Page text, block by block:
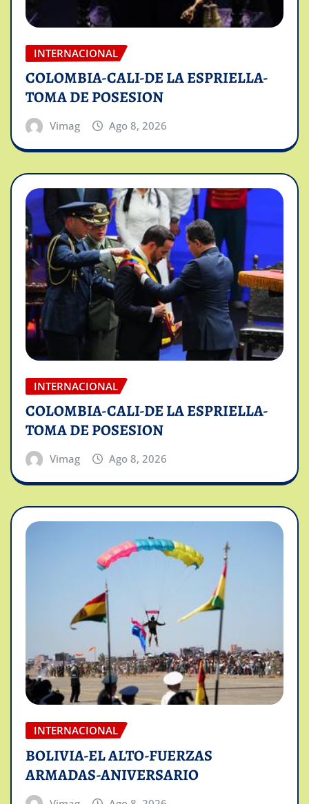
INTERNACIONAL
COLOMBIA-CALI-DE LA ESPRIELLA-
TOMA DE POSESION
Vimag Ago 8, 2026
INTERNACIONAL
COLOMBIA-CALI-DE LA ESPRIELLA-
TOMA DE POSESION
Vimag Ago 8, 2026
INTERNACIONAL
BOLIVIA-EL ALTO-FUERZAS
ARMADAS-ANIVERSARIO